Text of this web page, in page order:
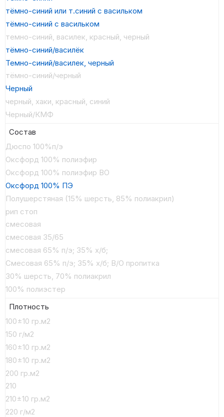
тёмно-синий или т.синий с васильком
тёмно-синий с васильком
темно-синий, василек, красный, черный
тёмно-синий/василёк
Темно-синий/василек, черный
тёмно-синий/черный
Черный
черный, хаки, красный, синий
Черный/КМФ
Состав
Дюспо 100%п/э
Оксфорд 100% полиэфир
Оксфорд 100% полиэфир ВО
Оксфорд 100% ПЭ
Полушерстяная (15% шерсть, 85% полиакрил)
рип стоп
смесовая
смесовая 35/65
смесовая 65% п/э; 35% х/б;
Смесовая 65% п/э; 35% х/б; В/О пропитка
30% шерсть, 70% полиакрил
100% полиэстер
Плотность
100±10 гр.м2
150 г/м2
160±10 гр.м2
180±10 гр.м2
200 гр.м2
210
210±10 гр.м2
220 г/м2